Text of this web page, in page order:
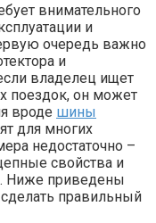
внимательного
и
очередь важно
и
владелец ищет
поездок, он может
вроде шины
для многих
недостаточно –
свойства и
Ниже приведены
правильный